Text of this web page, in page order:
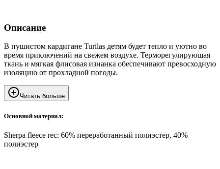
Описание
В пушистом кардигане Turilas детям будет тепло и уютно во
время приключений на свежем воздухе. Терморегулирующая
ткань и мягкая флисовая изнанка обеспечивают превосходную
изоляцию от прохладной погоды.
Читать больше
Основной материал:
Sherpa fleece rec: 60% переработанный полиэстер, 40%
полиэстер